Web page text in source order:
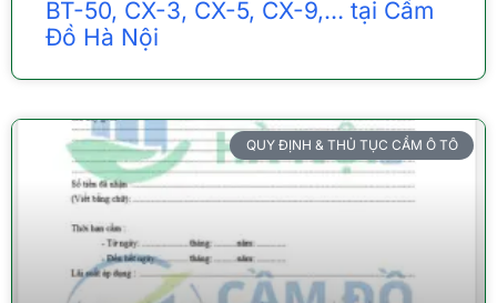
BT-50, CX-3, CX-5, CX-9,… tại Cầm
Đồ Hà Nội
QUY ĐỊNH & THỦ TỤC CẦM Ô TÔ